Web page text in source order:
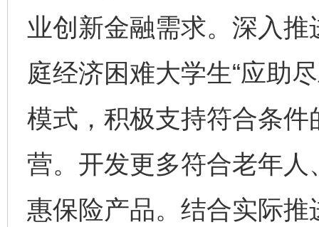
业创新金融需求。深入
庭经济困难大学生“应助
模式，积极支持符合条
营。开发更多符合老年
惠保险产品。结合实际